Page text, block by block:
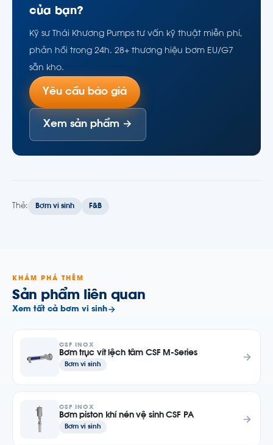
của bạn?
Kỹ sư Thái Khương Pumps tư vấn kỹ thuật miễn phí,
phản hồi trong 24h. 28+ thương hiệu bơm EU/G7
sẵn kho.
Yêu cầu báo giá
Xem sản phẩm →
Thẻ: Bơm vi sinh F&B
KHÁM PHÁ THÊM
Sản phẩm liên quan
Xem tất cả bơm vi sinh
CSF INOX
Bơm trục vít lệch tâm CSF M-Series
Bơm vi sinh
CSF INOX
Bơm piston khí nén vệ sinh CSF PA
Bơm vi sinh